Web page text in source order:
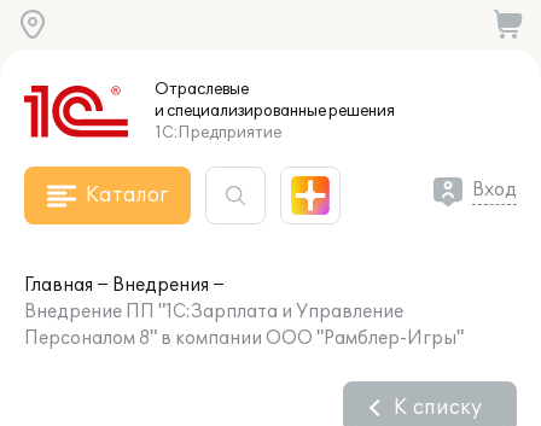
Отраслевые
и специализированныерешения
1С:Предприятие
Каталог Вход
Главная
Внедрения
Внедрение ПП "1С:Зарплата и Управление
Персоналом 8" в компании ООО "Рамблер-Игры"
К списку